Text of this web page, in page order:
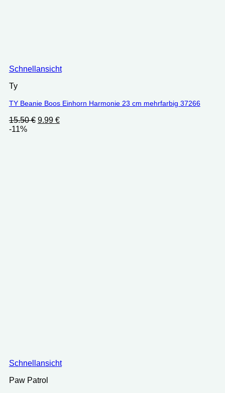
Schnellansicht
Ty
TY Beanie Boos Einhorn Harmonie 23 cm mehrfarbig 37266
15.50€ Ursprünglicher
9.99 €Aktueller
-11%
Schnellansicht
Paw Patrol